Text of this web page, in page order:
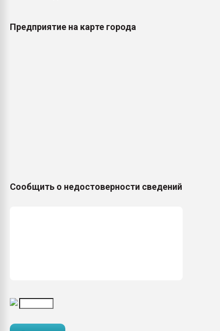
Предприятие на карте города
Сообщить о недостоверности сведений